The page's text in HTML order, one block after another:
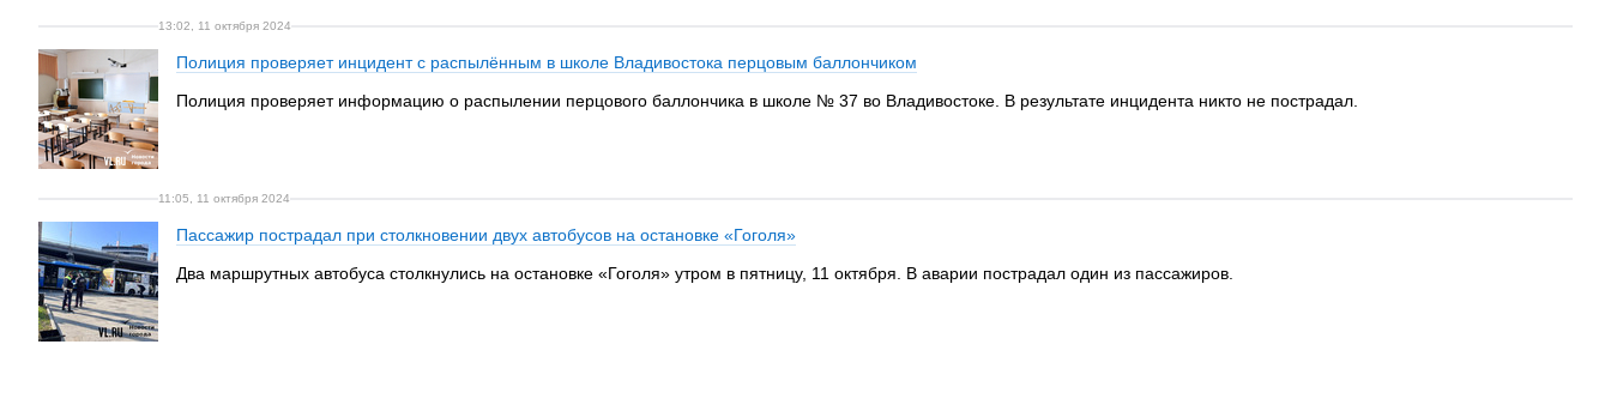
13:02, 11 октября 2024
Полиция проверяет инцидент с распылённым в школе Владивостока перцовым баллончиком
Полиция проверяет информацию о распылении перцового баллончика в школе № 37 во Владивостоке. В результате инцидента никто не пострадал.
11:05, 11 октября 2024
Пассажир пострадал при столкновении двух автобусов на остановке «Гоголя»
Два маршрутных автобуса столкнулись на остановке «Гоголя» утром в пятницу, 11 октября. В аварии пострадал один из пассажиров.